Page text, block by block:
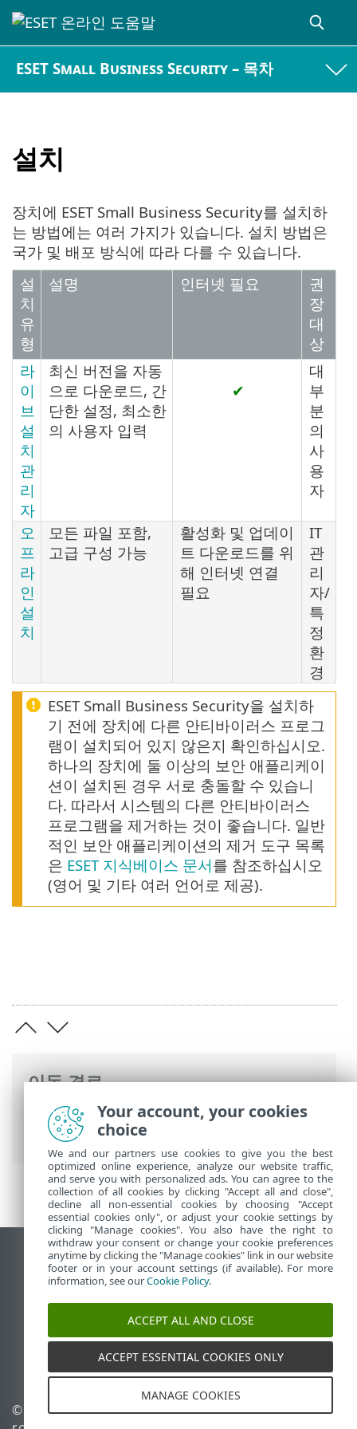
ESET Small Business Security – 목차
설치
이동 경로
ESET 온라인 도움말>ESET Small Business
Security >설치
장치에 ESET Small Business Security를 설치하
는 방법에는 여러 가지가 있습니다. 설치 방법은
국가 및 배포 방식에 따라 다를 수 있습니다.
설
치
유
형
설명 인터넷 필요
권
장
대
상
라
이
브
설
치
관
리
자
최신 버전을 자동
으로 다운로드, 간
단한 설정, 최소한
의 사용자 입력
✔
대
부
분
의
사
용
자
오
프
라
인
설
치
모든 파일 포함,
고급 구성 가능
활성화 및 업데이
트 다운로드를 위
해 인터넷 연결
필요
IT
관
리
자/
특
정
환
경
ESET Small Business Security을 설치하
기 전에 장치에 다른 안티바이러스 프로그
램이 설치되어 있지 않은지 확인하십시오.
하나의 장치에 둘 이상의 보안 애플리케이
션이 설치된 경우 서로 충돌할 수 있습니
다. 따라서 시스템의 다른 안티바이러스
프로그램을 제거하는 것이 좋습니다. 일반
적인 보안 애플리케이션의 제거 도구 목록
은 ESET 지식베이스 문서를 참조하십시오
(영어 및 기타 여러 언어로 제공).
데스크톱 사이트 보기
End of Life
ESET 지식 베이스
ESET Status Portal
국가별 지원
© 1992 - 2026 ESET, spol. s
쿠키 관리
Your account, your cookies
choice
We and our partners use cookies to give you the best
optimized online experience, analyze our website traffic,
and serve you with personalized ads. You can agree to the
collection of all cookies by clicking "Accept all and close",
decline all non-essential cookies by choosing "Accept
essential cookies only", or adjust your cookie settings by
clicking "Manage cookies". You also have the right to
withdraw your consent or change your cookie preferences
anytime by clicking the "Manage cookies" link in our website
footer or in your account settings (if available). For more
information, see ourCookie Policy.
ACCEPT ALL AND CLOSE
ACCEPT ESSENTIAL COOKIES ONLY
MANAGE COOKIES